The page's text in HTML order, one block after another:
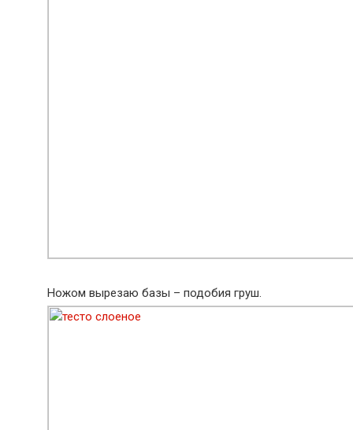
Ножом вырезаю базы – подобия груш.